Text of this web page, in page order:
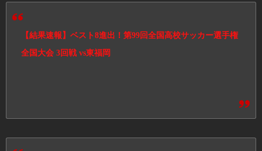
【結果速報】ベスト8進出！第99回全国高校サッカー選手権
全国大会 3回戦 vs東福岡